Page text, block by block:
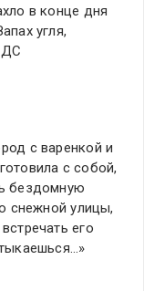
в конце дня
угля,
ДС
с варенкой и
с собой,
бездомную
снежной улицы,
его